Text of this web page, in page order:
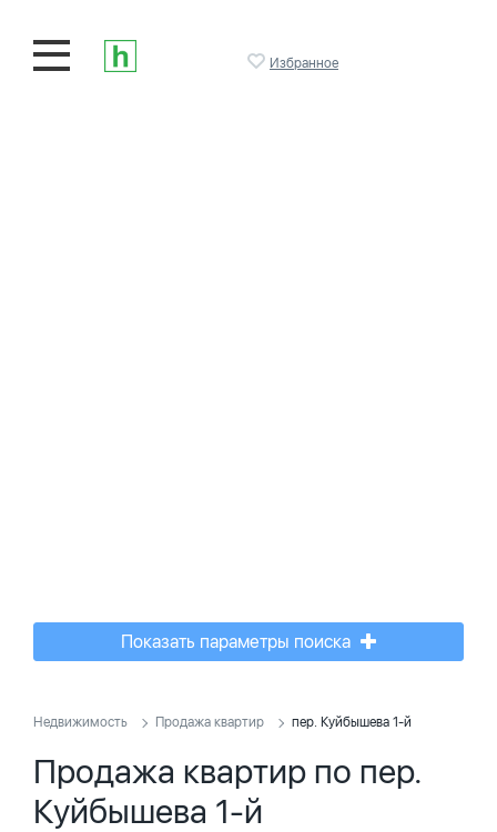
Избранное
Показать параметры поиска
Недвижимость Продажа квартир пер. Куйбышева 1-й
Продажа квартир по пер.
Куйбышева 1-й